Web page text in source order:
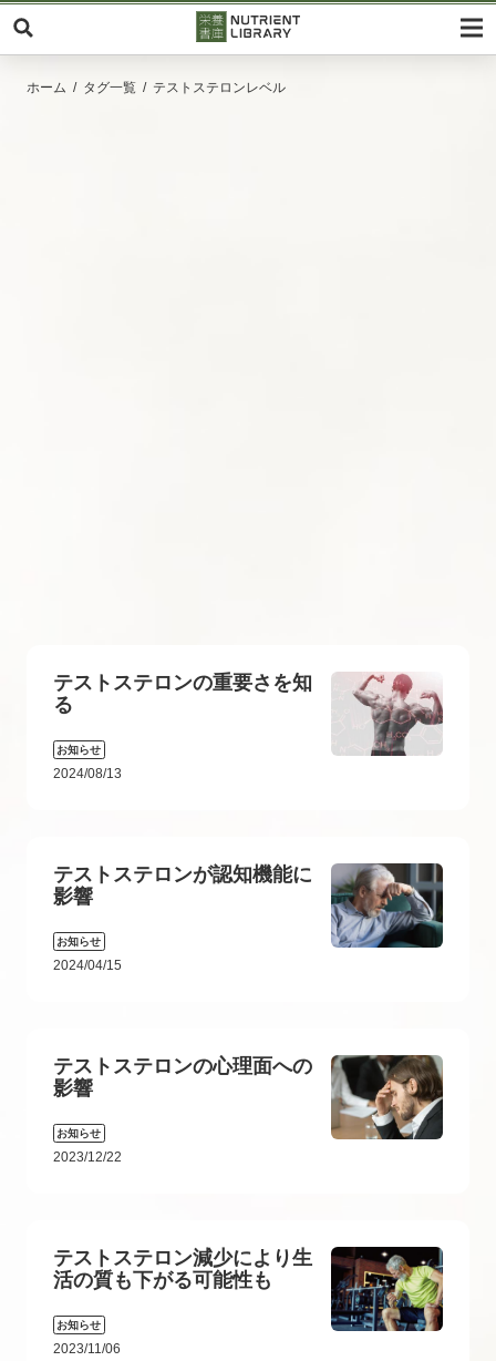
ホーム タグ一覧 テストステロンレベル
テストステロンの重要さを知
る
お知らせ
2024/08/13
テストステロンが認知機能に
影響
お知らせ
2024/04/15
テストステロンの心理面への
影響
お知らせ
2023/12/22
テストステロン減少により生
活の質も下がる可能性も
お知らせ
2023/11/06